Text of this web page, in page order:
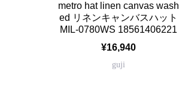
metro hat linen canvas wash
ed リネンキャンバスハット
MIL-0780WS 18561406221
¥16,940
guji